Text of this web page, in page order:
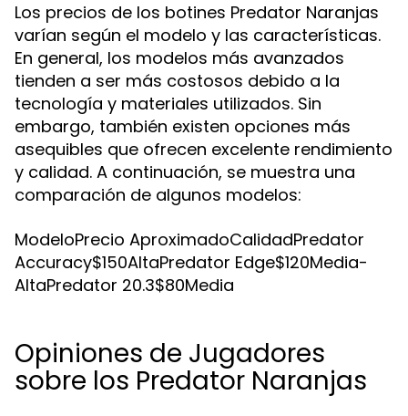
Los precios de los botines Predator Naranjas
varían según el modelo y las características.
En general, los modelos más avanzados
tienden a ser más costosos debido a la
tecnología y materiales utilizados. Sin
embargo, también existen opciones más
asequibles que ofrecen excelente rendimiento
y calidad. A continuación, se muestra una
comparación de algunos modelos:
ModeloPrecio AproximadoCalidadPredator
Accuracy$150AltaPredator Edge$120Media-
AltaPredator 20.3$80Media
Opiniones de Jugadores
sobre los Predator Naranjas